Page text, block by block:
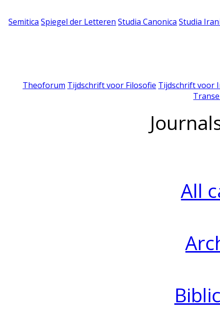
Semitica Spiegel der Letteren Studia Canonica Studia
Theoforum Tijdschrift voor Filosofie Tijdschrift voor
All